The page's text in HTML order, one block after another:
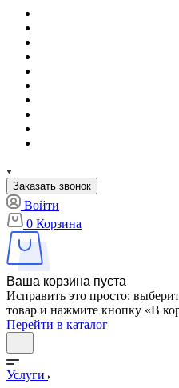
Заказать звонок
Войти
0 Корзина
Ваша корзина пуста
Исправить это просто:
товар и нажмите кнопку «В
Перейти в каталог
Услуги